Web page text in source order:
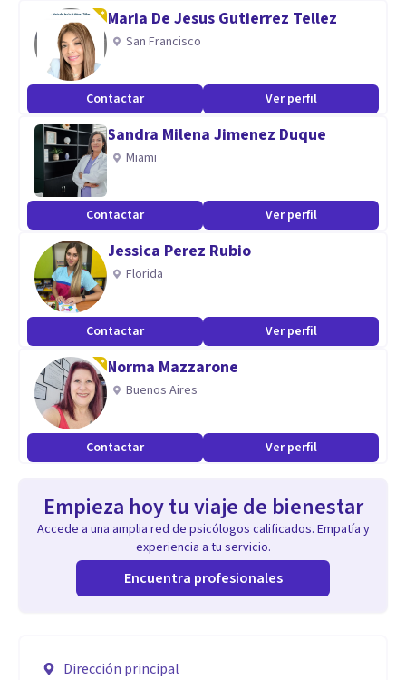
Maria De Jesus Gutierrez Tellez
San Francisco
Contactar Ver perfil
Sandra Milena Jimenez Duque
Miami
Contactar Ver perfil
Jessica Perez Rubio
Florida
Contactar Ver perfil
Norma Mazzarone
Buenos Aires
Contactar Ver perfil
Empieza hoy tu viaje de bienestar
Accede a una amplia red de psicólogos calificados. Empatía y
experiencia a tu servicio.
Encuentra profesionales
Dirección principal